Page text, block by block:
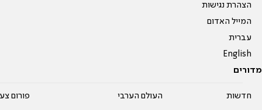
הצהרת נגישות
המייל האדום
עברית
English
מדורים
חדשות
העולם הערבי
פורום